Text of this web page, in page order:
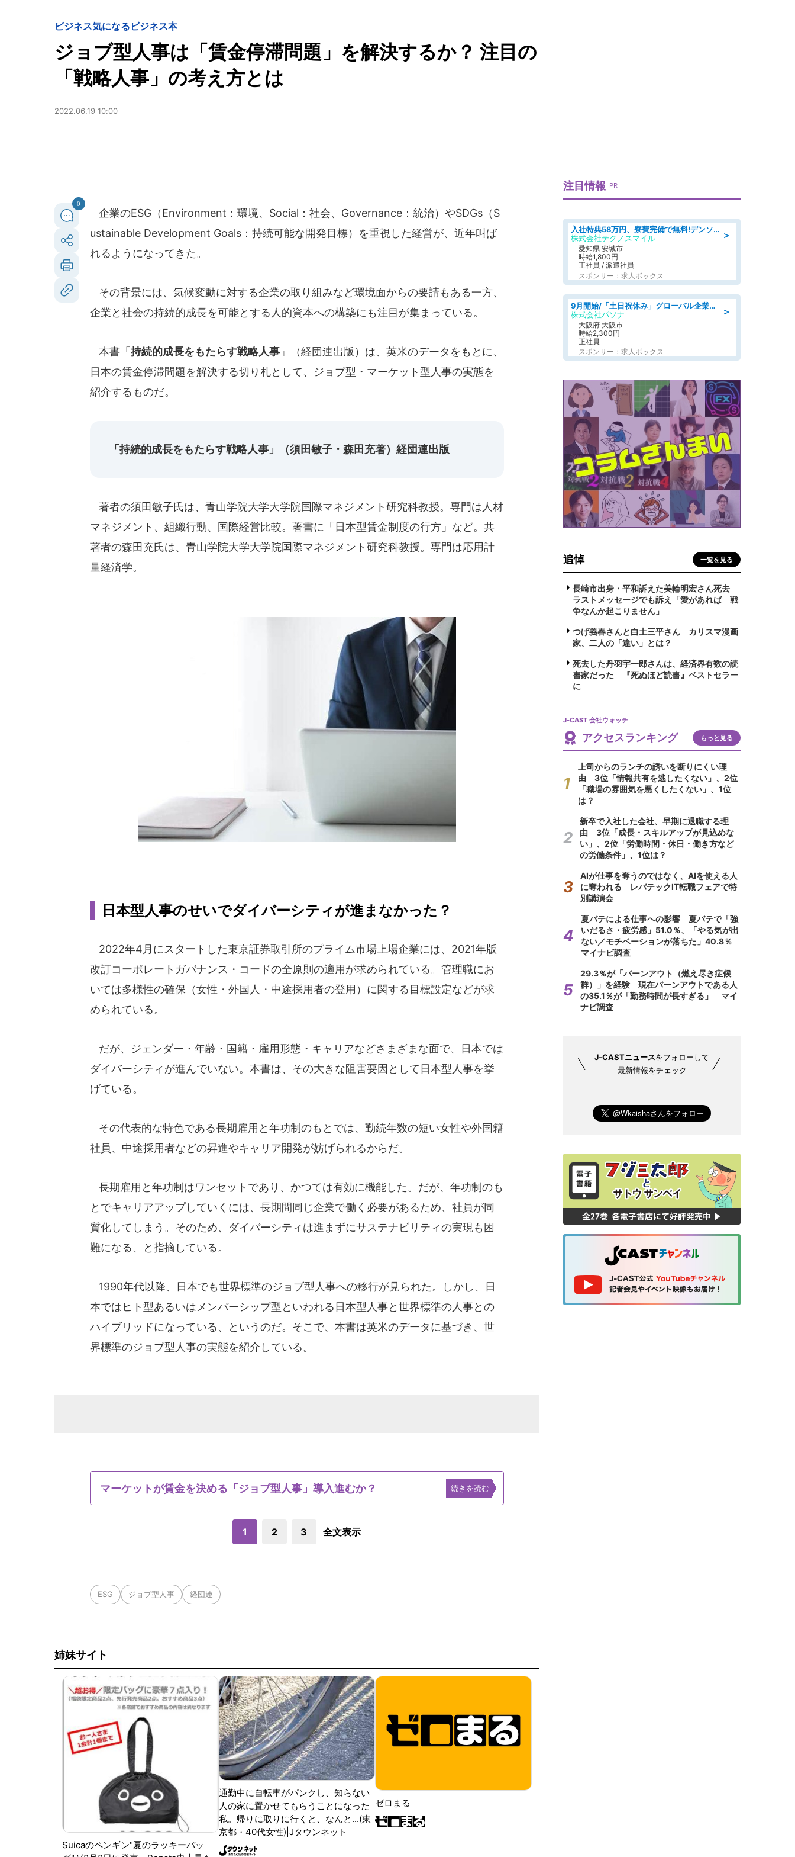
ビジネス気になるビジネス本
ジョブ型人事は「賃金停滞問題」を解決するか？ 注目の
「戦略人事」の考え方とは
2022.06.19 10:00
0
企業のESG（Environment：環境、Social：社会、Governance：統治）やSDGs（S
ustainable Development Goals：持続可能な開発目標）を重視した経営が、近年叫ば
れるようになってきた。
その背景には、気候変動に対する企業の取り組みなど環境面からの要請もある一方、
企業と社会の持続的成長を可能とする人的資本への構築にも注目が集まっている。
本書「 持続的成長をもたらす戦略人事 」（経団連出版）は、英米のデータをもとに、
日本の賃金停滞問題を解決する切り札として、ジョブ型・マーケット型人事の実態を
紹介するものだ。
「持続的成長をもたらす戦略人事」（須田敏子・森田充著）経団連出版
著者の須田敏子氏は、青山学院大学大学院国際マネジメント研究科教授。専門は人材
マネジメント、組織行動、国際経営比較。著書に「日本型賃金制度の行方」など。共
著者の森田充氏は、青山学院大学大学院国際マネジメント研究科教授。専門は応用計
量経済学。
日本型人事のせいでダイバーシティが進まなかった？
2022年4月にスタートした東京証券取引所のプライム市場上場企業には、2021年版
改訂コーポレートガバナンス・コードの全原則の適用が求められている。管理職にお
いては多様性の確保（女性・外国人・中途採用者の登用）に関する目標設定などが求
められている。
だが、ジェンダー・年齢・国籍・雇用形態・キャリアなどさまざまな面で、日本では
ダイバーシティが進んでいない。本書は、その大きな阻害要因として日本型人事を挙
げている。
その代表的な特色である長期雇用と年功制のもとでは、勤続年数の短い女性や外国籍
社員、中途採用者などの昇進やキャリア開発が妨げられるからだ。
長期雇用と年功制はワンセットであり、かつては有効に機能した。だが、年功制のも
とでキャリアアップしていくには、長期間同じ企業で働く必要があるため、社員が同
質化してしまう。そのため、ダイバーシティは進まずにサステナビリティの実現も困
難になる、と指摘している。
1990年代以降、日本でも世界標準のジョブ型人事への移行が見られた。しかし、日
本ではヒト型あるいはメンバーシップ型といわれる日本型人事と世界標準の人事との
ハイブリッドになっている、というのだ。そこで、本書は英米のデータに基づき、世
界標準のジョブ型人事の実態を紹介している。
マーケットが賃金を決める「ジョブ型人事」導入進むか？ 続きを読む
1 2 3 全文表示
ESG ジョブ型人事 経団連
姉妹サイト
Suicaのペンギン"夏のラッキーバッ
通勤中に自転車がパンクし、知らない
人の家に置かせてもらうことになった
私。帰りに取りに行くと、なんと...(東
京都・40代女性)|Jタウンネット
ゼロまる
注目情報 PR
＞
入社特典58万円、寮費完備で無料!デンソーで働こう!自動車工場で小型部品の検査業務 denso aichi
株式会社テクノスマイル
愛知県 安城市
時給1,800円
正社員 / 派遣社員
スポンサー：求人ボックス
＞
9月開始/「土日祝休み」グローバル企業での産業保健のお仕事/保健師/高時給/残業なし/服装自由
株式会社パソナ
大阪府 大阪市
時給2,300円
正社員
スポンサー：求人ボックス
追悼 一覧を見る
長崎市出身・平和訴えた美輪明宏さん死去
ラストメッセージでも訴え「愛があれば 戦
争なんか起こりません」
つげ義春さんと白土三平さん カリスマ漫画
家、二人の「違い」とは？
死去した丹羽宇一郎さんは、経済界有数の読
書家だった 『死ぬほど読書』ベストセラー
に
J-CAST 会社ウォッチ
アクセスランキング もっと見る
上司からのランチの誘いを断りにくい理
由 3位「情報共有を逃したくない」、2位
「職場の雰囲気を悪くしたくない」、1位
は？
新卒で入社した会社、早期に退職する理
由 3位「成長・スキルアップが見込めな
い」、2位「労働時間・休日・働き方など
の労働条件」、1位は？
AIが仕事を奪うのではなく、AIを使える人
に奪われる レバテックIT転職フェアで特
別講演会
夏バテによる仕事への影響 夏バテで「強
いだるさ・疲労感」51.0％、「やる気が出
ない／モチベーションが落ちた」40.8％
マイナビ調査
29.3％が「バーンアウト（燃え尽き症候
群）」を経験 現在バーンアウトである人
の35.1％が「勤務時間が長すぎる」 マイ
ナビ調査
J-CASTニュースをフォローして
最新情報をチェック